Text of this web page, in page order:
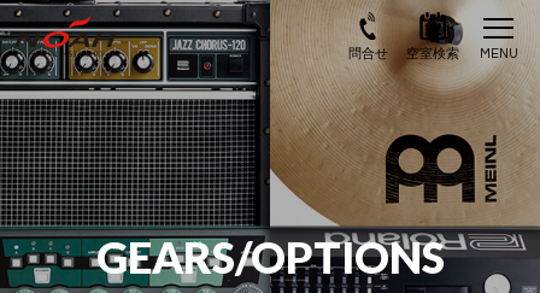
GEARS/OPTIONS